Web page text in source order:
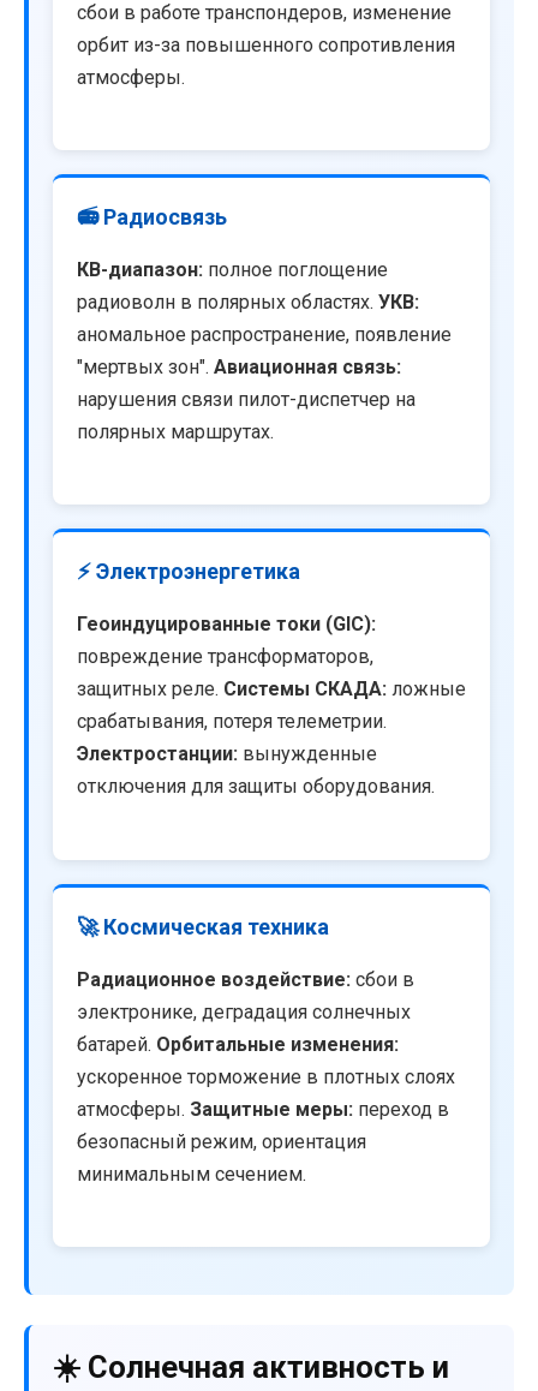
сбои в работе транспондеров, изменение
орбит из-за повышенного сопротивления
атмосферы.
📻 Радиосвязь
КВ-диапазон: полное поглощение
радиоволн в полярных областях. УКВ:
аномальное распространение, появление
"мертвых зон". Авиационная связь:
нарушения связи пилот-диспетчер на
полярных маршрутах.
⚡ Электроэнергетика
Геоиндуцированные токи (GIC):
повреждение трансформаторов,
защитных реле. Системы СКАДА: ложные
срабатывания, потеря телеметрии.
Электростанции: вынужденные
отключения для защиты оборудования.
🚀 Космическая техника
Радиационное воздействие: сбои в
электронике, деградация солнечных
батарей. Орбитальные изменения:
ускоренное торможение в плотных слоях
атмосферы. Защитные меры: переход в
безопасный режим, ориентация
минимальным сечением.
☀️ Солнечная активность и